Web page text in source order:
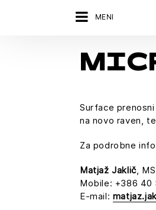
MENI
Surface
na novo raven,
Za podrobne
Matjaž Jaklič,
Mobile: +386 40
E-mail: